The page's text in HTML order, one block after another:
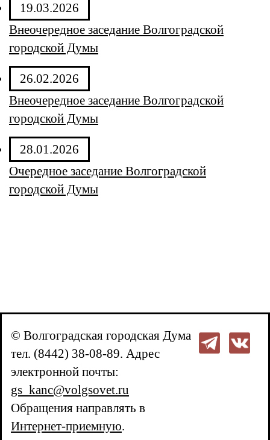
19.03.2026
Внеочередное заседание Волгоградской
городской Думы
26.02.2026
Внеочередное заседание Волгоградской
городской Думы
28.01.2026
Очередное заседание Волгоградской
городской Думы
© Волгоградская городская Дума
тел. (8442) 38-08-89. Адрес
электронной почты:
gs_kanc@volgsovet.ru
Обращения направлять в
Интернет-приемную.